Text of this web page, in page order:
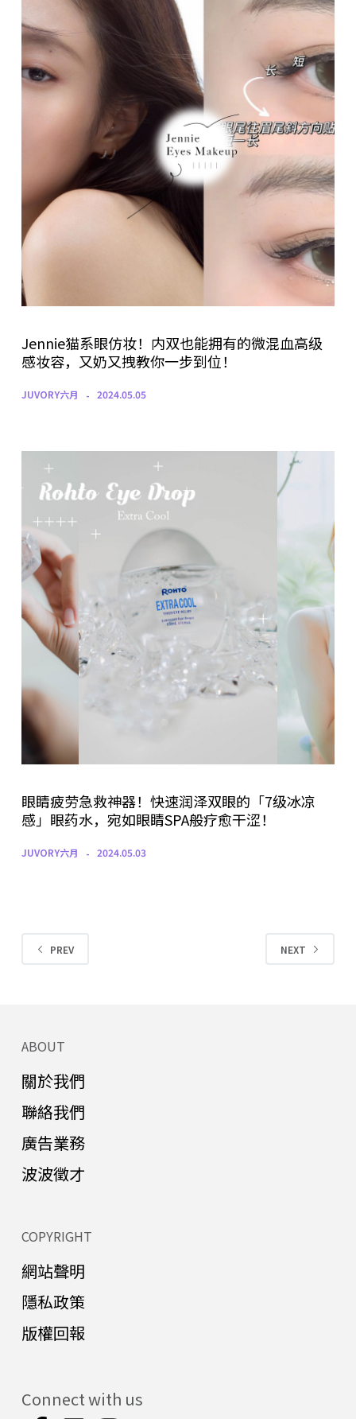
Jennie猫系眼仿妆！内双也能拥有的微混血高级
感妆容，又奶又拽教你一步到位！
JUVORY六月 2024.05.05
眼睛疲劳急救神器！快速润泽双眼的「7级冰凉
感」眼药水，宛如眼睛SPA般疗愈干涩！
JUVORY六月 2024.05.03
PREV NEXT
ABOUT
關於我們
聯絡我們
廣告業務
波波徵才
COPYRIGHT
網站聲明
隱私政策
版權回報
Connect with us